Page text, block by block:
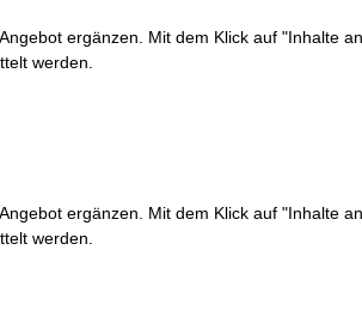
ergänzen. Mit dem Klick auf "Inhalte
werden.
ergänzen. Mit dem Klick auf "Inhalte
werden.